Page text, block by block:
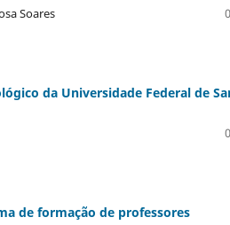
Soares
da Universidade Federal de
de formação de professores